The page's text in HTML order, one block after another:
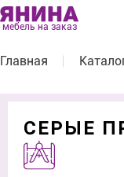
мебель на заказ
Главная
СЕРЫЕ